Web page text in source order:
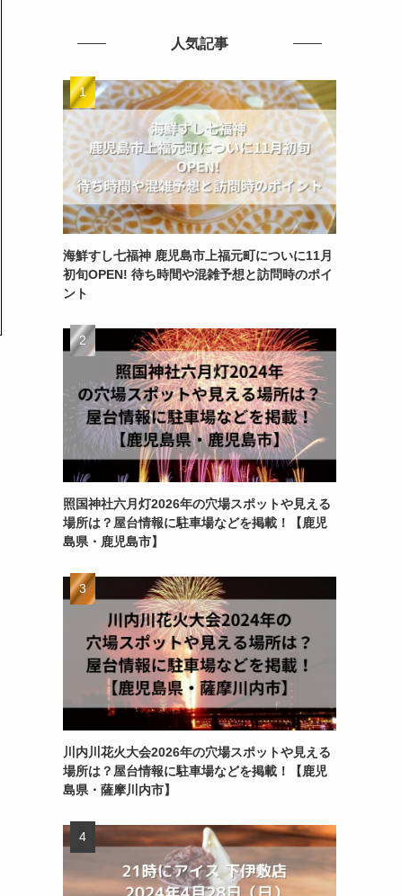
人気記事
海鮮すし七福神 鹿児島市上福元町についに11月
初旬OPEN! 待ち時間や混雑予想と訪問時のポイ
ント
照国神社六月灯2026年の穴場スポットや見える
場所は？屋台情報に駐車場などを掲載！【鹿児
島県・鹿児島市】
川内川花火大会2026年の穴場スポットや見える
場所は？屋台情報に駐車場などを掲載！【鹿児
島県・薩摩川内市】